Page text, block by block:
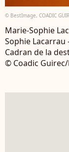
© BestImage, COADIC
Marie-Sophie
Sophie Lacarrau
Cadran de la
© Coadic